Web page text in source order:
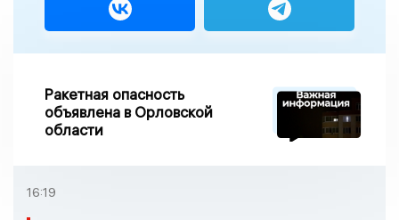
Ракетная опасность
объявлена в Орловской
области
16:19